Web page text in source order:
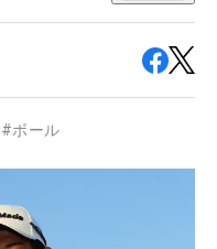
#ボール